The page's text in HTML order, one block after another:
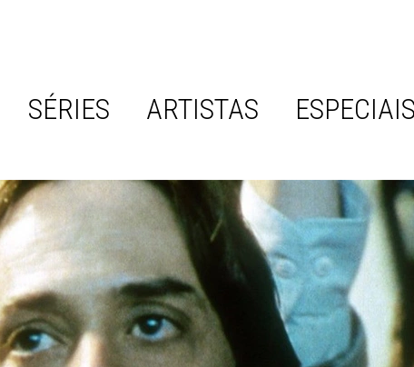
SÉRIES ARTISTAS ESPECIAIS